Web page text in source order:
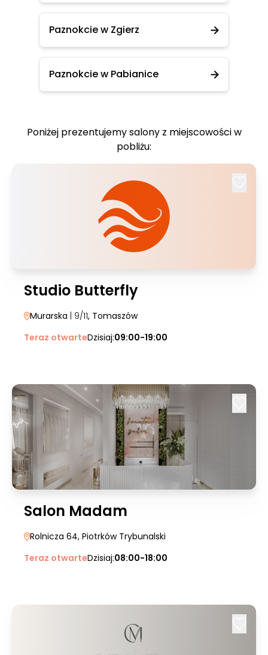
Paznokcie w Zgierz
Paznokcie w Pabianice
Poniżej prezentujemy salony z miejscowości w
pobliżu:
Studio Butterfly
Murarska | 9/11, Tomaszów
Teraz otwarteDzisiaj:09:00-19:00
Salon Madam
Rolnicza 64, Piotrków Trybunalski
Teraz otwarteDzisiaj:08:00-18:00